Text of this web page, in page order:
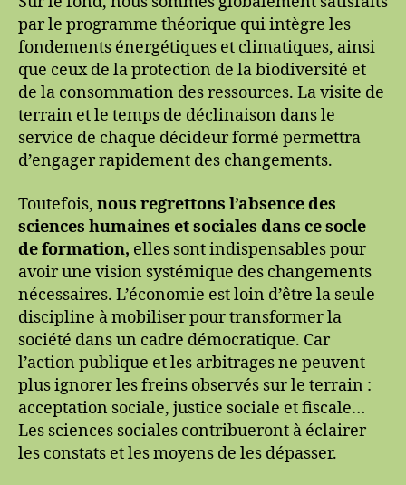
écologique
à
la
suite
de
la
présentation
du
formation
des
hauts-
fonctionnaires
le
11
octobre
par le programme théorique qui intègre les
fondements énergétiques et climatiques, ainsi
que ceux de la protection de la biodiversité et
de la consommation des ressources. La visite de
terrain et le temps de déclinaison dans le
service de chaque décideur formé permettra
d’engager rapidement des changements.
Toutefois, nous regrettons l’absence des
sciences humaines et sociales dans ce socle
de formation, elles sont indispensables pour
avoir une vision systémique des changements
nécessaires. L’économie est loin d’être la seule
discipline à mobiliser pour transformer la
société dans un cadre démocratique. Car
l’action publique et les arbitrages ne peuvent
plus ignorer les freins observés sur le terrain :
acceptation sociale, justice sociale et fiscale…
Les sciences sociales contribueront à éclairer
les constats et les moyens de les dépasser.